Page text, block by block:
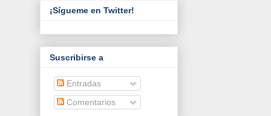
¡Sígueme en Twitter!
Suscribirse a
Entradas
Comentarios